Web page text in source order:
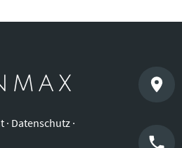
· Datenschutz ·